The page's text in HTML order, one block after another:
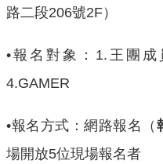
路二段206號2F）
•報名對象：1.王團
4.GAMER
•報名方式：網路報名（
場開放5位現場報名者